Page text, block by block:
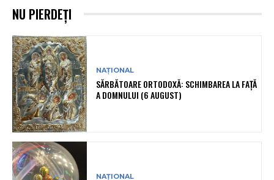
NU PIERDEȚI
NAȚIONAL
SĂRBĂTOARE ORTODOXĂ: SCHIMBAREA LA FAȚĂ
A DOMNULUI (6 AUGUST)
NAȚIONAL